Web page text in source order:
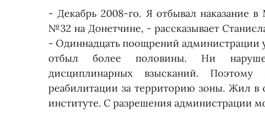
- Декабрь 2008-го. Я отбывал наказание
№32 на Донетчине, - рассказывает
- Одиннад­цать поощрений администрации
отбыл более половины. Ни
дисциплинарных взысканий. Поэтому
реабилитации за территорию зоны. Жил в
институте. С разрешения администрации